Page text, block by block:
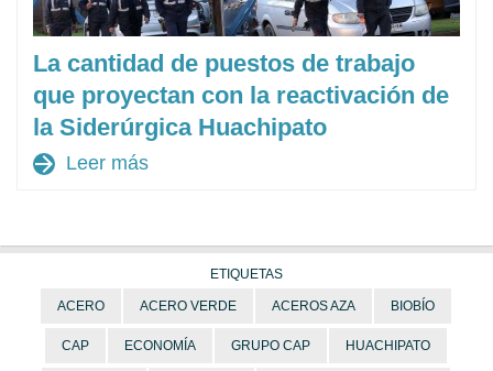
La cantidad de puestos de trabajo
que proyectan con la reactivación de
la Siderúrgica Huachipato
arrow_forward Leer más
ETIQUETAS
ACERO ACERO VERDE ACEROS AZA BIOBÍO
CAP ECONOMÍA GRUPO CAP HUACHIPATO